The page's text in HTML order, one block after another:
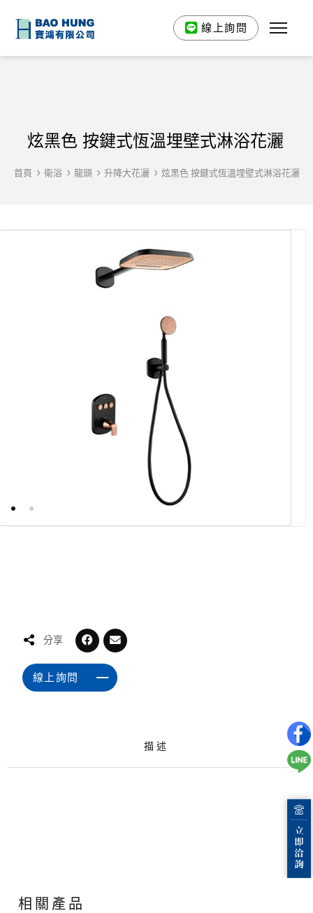
線上詢問
炫黑色 按鍵式恆溫埋壁式淋浴花灑
首頁 衛浴 龍頭 升降大花灑 炫黑色 按鍵式恆溫埋壁式淋浴花灑
分享
線上詢問
描述
相關產品